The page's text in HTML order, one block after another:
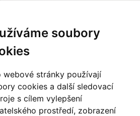
soubory
webové stránky používají
cookies a další sledovací
s cílem vylepšení
prostředí, zobrazení
nad Loučnou
135